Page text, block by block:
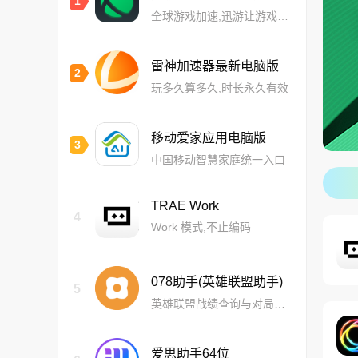
2 雷神加速器最新电脑版
玩多久算多久,时长永久有效
3 移动爱家应用电脑版
中国移动智慧家庭统一入口
4
TRAE Work
Work 模式,不止编码
5
078助手(英雄联盟助手)
爱思助手64位